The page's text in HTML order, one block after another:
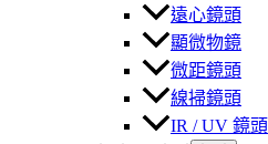
遠心鏡頭
顯微物鏡
微距鏡頭
線掃鏡頭
IR / UV 鏡頭